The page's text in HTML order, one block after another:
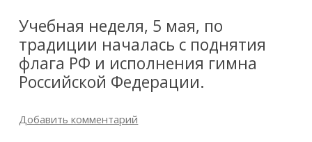
Учебная неделя, 5 мая, по
традиции началась с поднятия
флага РФ и исполнения гимна
Российской Федерации.
Добавить комментарий